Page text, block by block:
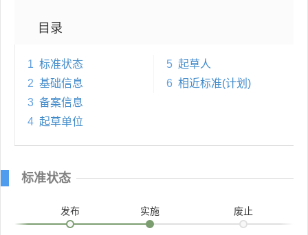
目录
1 标准状态
2 基础信息
3 备案信息
4 起草单位
5 起草人
6 相近标准(计划)
标准状态
发布 实施 废止